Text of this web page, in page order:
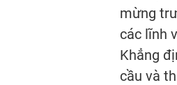
mừng
các lĩnh
Khẳng
cầu và